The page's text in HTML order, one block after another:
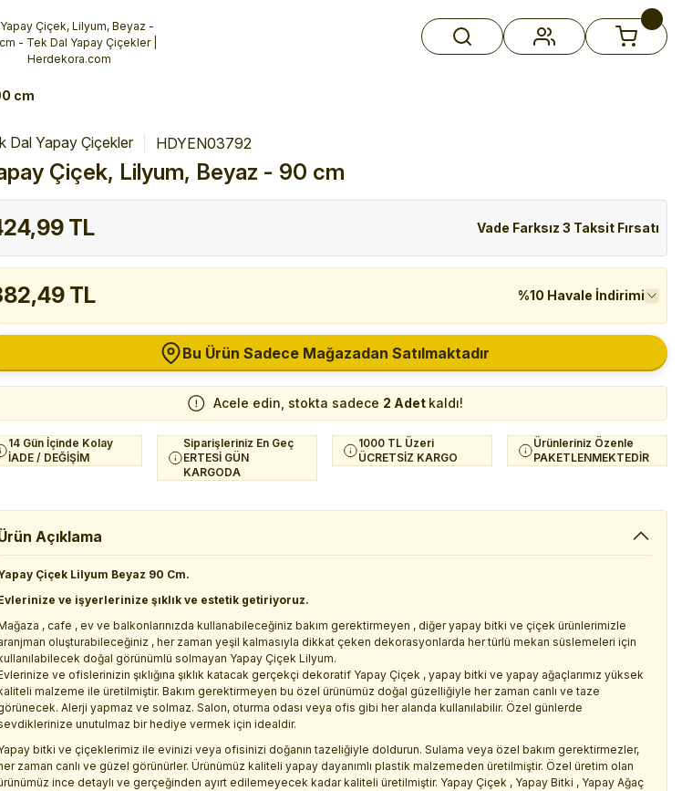
3 Taksit Fırsatı!İlk siparişinizi verin!
İndirimiŞimdi Alışveriş yap!
cm
Dal Yapay Çiçekler HDYEN03792
Çiçek, Lilyum, Beyaz - 90 cm
TL Vade Farksız 3 Taksit Fırsatı
TL %10 Havale İndirimi
Bu Ürün Sadece Mağazadan Satılmaktadır
Acele edin, stokta sadece 2 Adet kaldı!
14 Gün İçinde Kolay
İADE / DEĞİŞİM
Siparişleriniz En Geç
ERTESİ GÜN
KARGODA
1000 TL Üzeri
ÜCRETSİZ KARGO
Ürünleriniz Özenle
PAKETLENMEKTEDİR
Açıklama
Çiçek Lilyum Beyaz 90 Cm.
ve işyerlerinize şıklık ve estetik getiriyoruz.
, cafe , ev ve balkonlarınızda kullanabileceğiniz bakım gerektirmeyen , diğer yapay bitki ve çiçek ürünlerimizle
oluşturabileceğiniz , her zaman yeşil kalmasıyla dikkat çeken dekorasyonlarda her türlü mekan süslemeleri için
doğal görünümlü solmayan Yapay Çiçek Lilyum.
ve ofislerinizin şıklığına şıklık katacak gerçekçi dekoratif Yapay Çiçek , yapay bitki ve yapay ağaçlarımız yüksek
malzeme ile üretilmiştir. Bakım gerektirmeyen bu özel ürünümüz doğal güzelliğiyle her zaman canlı ve taze
Alerji yapmaz ve solmaz. Salon, oturma odası veya ofis gibi her alanda kullanılabilir. Özel günlerde
unutulmaz bir hediye vermek için idealdir.
bitki ve çiçeklerimiz ile evinizi veya ofisinizi doğanın tazeliğiyle doldurun. Sulama veya özel bakım gerektirmezler,
zaman canlı ve güzel görünürler. Ürünümüz kaliteli yapay dayanımlı plastik malzemeden üretilmiştir. Özel üretim olan
ince detaylı ve gerçeğinden ayırt edilemeyecek kadar kaliteli üretilmiştir. Yapay Çiçek , Yapay Bitki , Yapay Ağaç